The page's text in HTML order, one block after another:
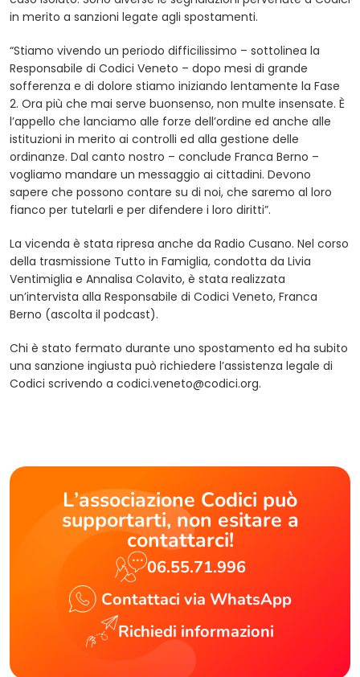
in merito a sanzioni legate agli spostamenti.
“Stiamo vivendo un periodo difficilissimo – sottolinea la
Responsabile di Codici Veneto – dopo mesi di grande
sofferenza e di dolore stiamo iniziando lentamente la Fase
2. Ora più che mai serve buonsenso, non multe insensate. È
l’appello che lanciamo alle forze dell’ordine ed anche alle
istituzioni in merito ai controlli ed alla gestione delle
ordinanze. Dal canto nostro – conclude Franca Berno –
vogliamo mandare un messaggio ai cittadini. Devono
sapere che possono contare su di noi, che saremo al loro
fianco per tutelarli e per difendere i loro diritti”.
La vicenda è stata ripresa anche da Radio Cusano. Nel corso
della trasmissione Tutto in Famiglia, condotta da Livia
Ventimiglia e Annalisa Colavito, è stata realizzata
un’intervista alla Responsabile di Codici Veneto, Franca
Berno (ascolta il podcast).
Chi è stato fermato durante uno spostamento ed ha subito
una sanzione ingiusta può richiedere l’assistenza legale di
Codici scrivendo a codici.veneto@codici.org.
L’associazione Codici può
supportarti, non esitare a
contattarci!
06.55.71.996
Contattaci via WhatsApp
Richiedi informazioni